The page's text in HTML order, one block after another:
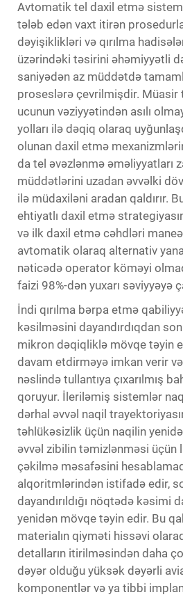
Avtomatik tel daxil etmə
tələb edən vaxt itirən
dəyişiklikləri və qırılma
üzərindəki təsirini əhəmiyyətli
saniyədən az müddətdə
proseslərə çevrilmişdir. Müasir
ucunun vəziyyətindən asılı
yolları ilə dəqiq olaraq
olunan daxil etmə
da tel əvəzlənmə əməliyyatları
müddətlərini uzadan əvvəlki
ilə müdaxiləni aradan qaldırır.
ehtiyatlı daxil etmə
və ilk daxil etmə cəhdləri
avtomatik olaraq alternativ
nəticədə operator köməyi
faizi 98%-dən yuxarı səviyyəyə
İndi qırılma bərpa etmə
kəsilməsini dayandırdıqdan
mikron dəqiqliklə mövqe təyin
davam etdirməyə imkan verir
nəslində tullantıya çıxarılmış
qoruyur. İleriləmiş sistemlər
dərhal əvvəl naqil
təhlükəsizlik üçün naqilin
əvvəl zibilin təmizlənməsi üçün
çəkilmə məsafəsini
alqoritmlərindən istifadə edir,
dayandırıldığı nöqtədə kəsimi
yenidən mövqe təyin edir. Bu
materialın qiyməti hissəvi
detalların itirilməsindən daha
dəyər olduğu yüksək dəyərli
komponentlər və ya tibbi